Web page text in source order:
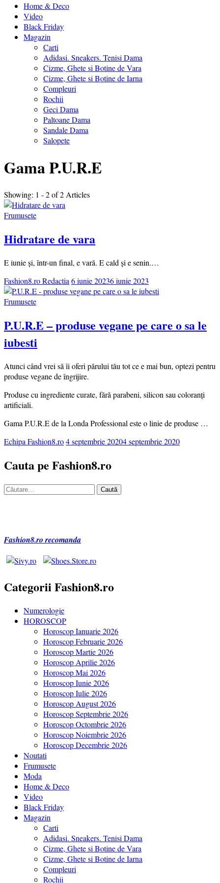
Home & Deco
Video
Black Friday
Magazin
Carti
Adidasi. Sneakers. Tenisi Dama
Cizme, Ghete si Botine de Vara
Cizme, Ghete si Botine de Iarna
Compleuri
Rochii
Geci Dama
Paltoane Dama
Sandale Dama
Salopete
Gama P.U.R.E
Showing: 1 - 2 of 2 Articles
Frumusete
Hidratare de vara
E iunie și, într-un final, e vară. E cald și e senin.…
Fashion8.ro Redactia6 iunie 20236 iunie 2023
Frumusete
P.U.R.E – produse vegane pe care o sa le
iubesti
Atunci când vrei să îi oferi părului tău tot ce e mai bun, optezi pentru
produse vegane de îngrijire.
Produse cu ingrediente curate, fără parabeni, silicon sau coloranți
artificiali.
Gama P.U.R.E de la Londa Professional este o linie de produse …
Echipa Fashion8.ro4 septembrie 20204 septembrie 2020
Cauta pe Fashion8.ro
Caută
Fashion8.ro recomanda
Categorii Fashion8.ro
Numerologie
HOROSCOP
Horoscop Ianuarie 2026
Horoscop Februarie 2026
Horoscop Martie 2026
Horoscop Aprilie 2026
Horoscop Mai 2026
Horoscop Iunie 2026
Horoscop Iulie 2026
Horoscop August 2026
Horoscop Septembrie 2026
Horoscop Octombrie 2026
Horoscop Noiembrie 2026
Horoscop Decembrie 2026
Noutati
Frumusete
Moda
Home & Deco
Video
Black Friday
Magazin
Carti
Adidasi. Sneakers. Tenisi Dama
Cizme, Ghete si Botine de Vara
Cizme, Ghete si Botine de Iarna
Compleuri
Rochii